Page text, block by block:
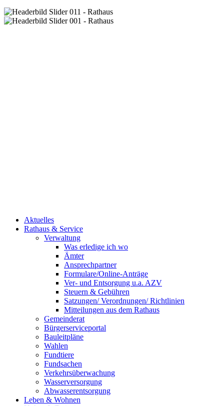
Aktuelles
Rathaus & Service
Verwaltung
Was erledige ich wo
Ämter
Ansprechpartner
Formulare/Online-Anträge
Ver- und Entsorgung u.a. AZV
Steuern & Gebühren
Satzungen/ Verordnungen/ Richtlinien
Mitteilungen aus dem Rathaus
Gemeinderat
Bürgerserviceportal
Bauleitpläne
Wahlen
Fundtiere
Fundsachen
Verkehrsüberwachung
Wasserversorgung
Abwasserentsorgung
Leben & Wohnen